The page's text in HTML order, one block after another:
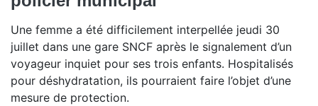
Une femme a été difficilement interpellée jeudi 30
juillet dans une gare SNCF après le signalement d’un
voyageur inquiet pour ses trois enfants. Hospitalisés
pour déshydratation, ils pourraient faire l’objet d’une
mesure de protection.